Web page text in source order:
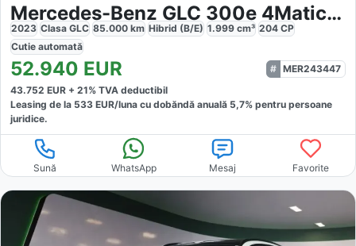
Mercedes-Benz GLC 300e 4Matic AMG
2023 Clasa GLC 85.000 km Hibrid (B/E) 1.999 cm³ 204 CP
Cutie automată
52.940 EUR
MER243447
43.752 EUR + 21% TVA deductibil
Leasing de la 533 EUR/luna cu dobăndă anuală 5,7% pentru persoane
juridice.
Sună WhatsApp Mesaj Favorite